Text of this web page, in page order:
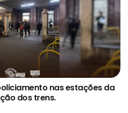
nas estações da
dos trens.